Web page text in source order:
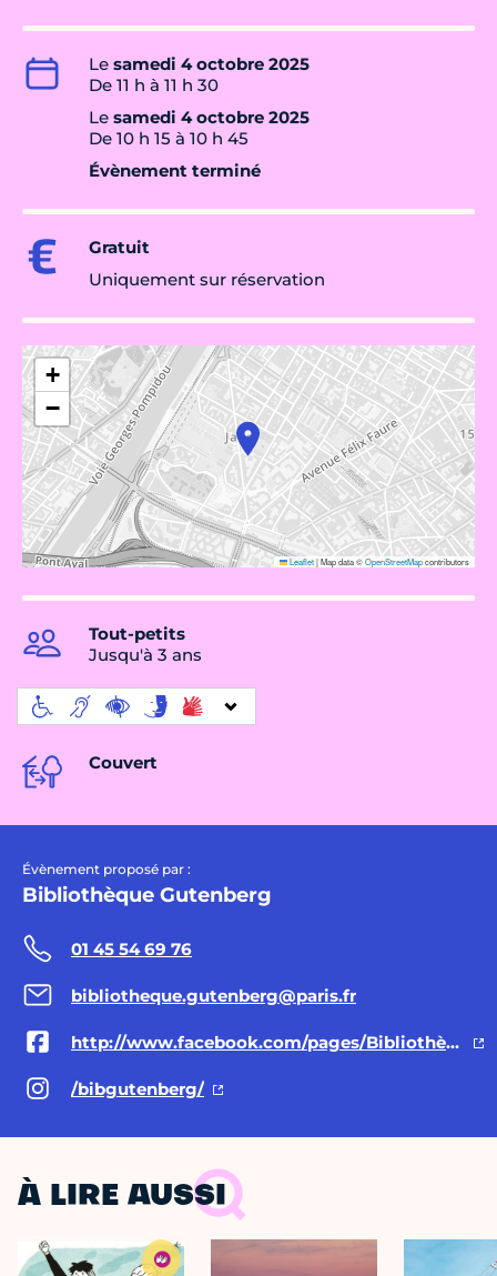
Le samedi 4 octobre 2025
De 11 h à 11 h 30
Le samedi 4 octobre 2025
De 10 h 15 à 10 h 45
Évènement terminé
Gratuit
Uniquement sur réservation
+
−
Leaflet|Map data ©OpenStreetMapcontributors
Tout-petits
Jusqu'à 3 ans
Couvert
Évènement proposé par :
Bibliothèque Gutenberg
01 45 54 69 76
bibliotheque.gutenberg@paris.fr
http://www.facebook.com/pages/Bibliothèque-Gutenberg/330349773725290
/bibgutenberg/
À LIRE AUSSI